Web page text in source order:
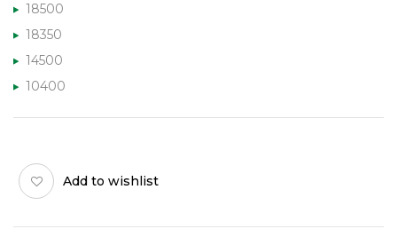
18500
18350
14500
10400
Add to wishlist